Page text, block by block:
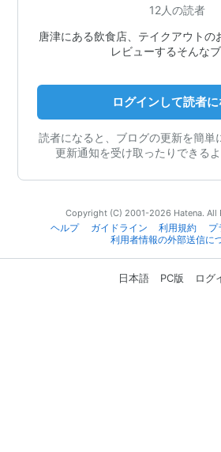
12人の読者
唐津にある飲食店、テイクアウトの
レビューするそんな
ログインして読者
読者になると、ブログの更新を簡単
更新通知を受け取ったりできるよ
Copyright (C) 2001-2026 Hatena. All
ヘルプ
ガイドライン 利用規約
プ
利用者情報の外部送信に
日本語 PC版 ログ